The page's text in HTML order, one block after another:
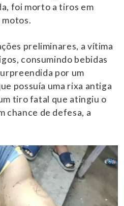
foi morto a tiros em
preliminares, a vítima
consumindo bebidas
por um
possuía uma rixa antiga
tiro fatal que atingiu o
chance de defesa, a